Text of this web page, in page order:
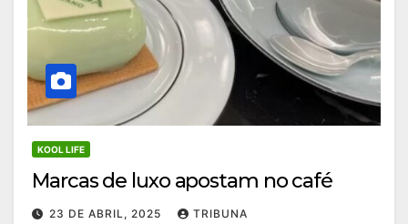
KOOL LIFE
Marcas de luxo apostam no café
23 DE ABRIL, 2025 TRIBUNA